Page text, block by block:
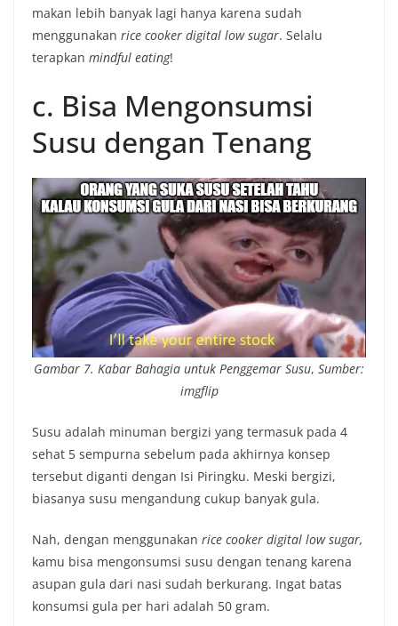
makan lebih banyak lagi hanya karena sudah
menggunakan rice cooker digital low sugar. Selalu
terapkan mindful eating!
c. Bisa Mengonsumsi
Susu dengan Tenang
Gambar 7. Kabar Bahagia untuk Penggemar Susu, Sumber:
imgflip
Susu adalah minuman bergizi yang termasuk pada 4
sehat 5 sempurna sebelum pada akhirnya konsep
tersebut diganti dengan Isi Piringku. Meski bergizi,
biasanya susu mengandung cukup banyak gula.
Nah, dengan menggunakan rice cooker digital low sugar,
kamu bisa mengonsumsi susu dengan tenang karena
asupan gula dari nasi sudah berkurang. Ingat batas
konsumsi gula per hari adalah 50 gram.